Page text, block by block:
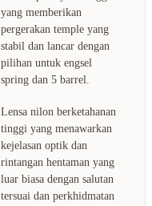
yang memberikan
pergerakan temple yang
stabil dan lancar dengan
pilihan untuk engsel
spring dan 5 barrel.
Lensa nilon berketahanan
tinggi yang menawarkan
kejelasan optik dan
rintangan hentaman yang
luar biasa dengan salutan
tersuai dan perkhidmatan